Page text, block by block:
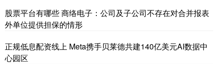
股票平台有哪些 商络电子：公司及子公司不存在对合并报表
外单位提供担保的情形
正规低息配资线上 Meta携手贝莱德共建140亿美元AI数据中
心园区